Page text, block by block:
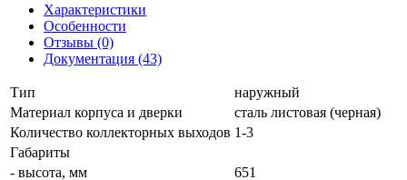
Характеристики
Особенности
Отзывы (0)
Документация (43)
Тип
наружный
Материал корпуса и дверки
сталь листовая (черная)
Количество коллекторных выходов 1-3
Габариты
- высота, мм
651